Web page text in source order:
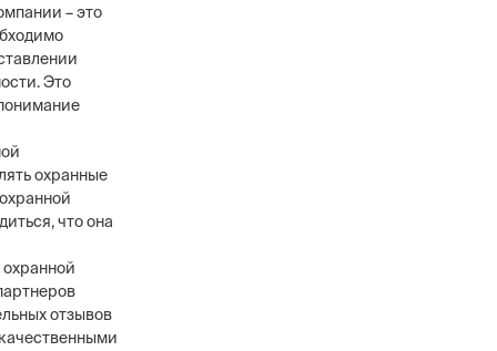
– это
Это
охранные
что она
отзывов